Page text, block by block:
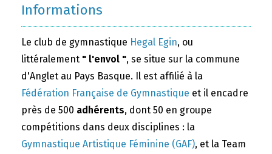
Informations
Le club de gymnastique Hegal Egin, ou
littéralement " l'envol ", se situe sur la commune
d'Anglet au Pays Basque. Il est affilié à la
Fédération Française de Gymnastique et il encadre
près de 500 adhérents, dont 50 en groupe
compétitions dans deux disciplines : la
Gymnastique Artistique Féminine (GAF), et la Team